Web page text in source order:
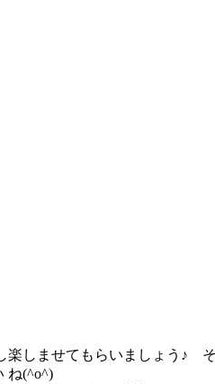
楽しませてもらいましょう♪
ね(^o^)